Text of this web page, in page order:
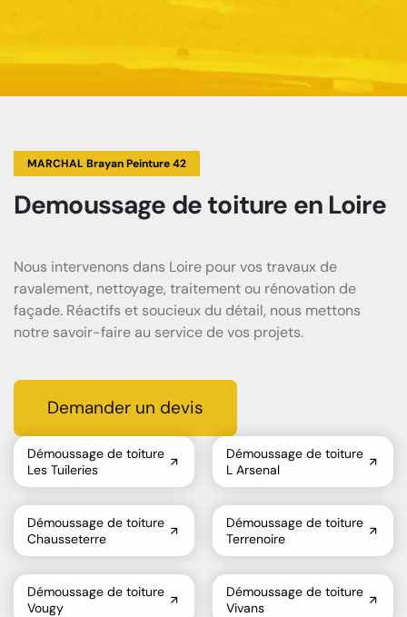
MARCHAL Brayan Peinture 42
Demoussage de toiture enLoire
Nous intervenons dans Loire pour vos travaux de
ravalement, nettoyage, traitement ou rénovation de
façade. Réactifs et soucieux du détail, nous mettons
notre savoir-faire au service de vos projets.
Demander un devis
Démoussage de toiture
Les Tuileries
Démoussage de toiture
L Arsenal
Démoussage de toiture
Chausseterre
Démoussage de toiture
Terrenoire
Démoussage de toiture
Vougy
Démoussage de toiture
Vivans